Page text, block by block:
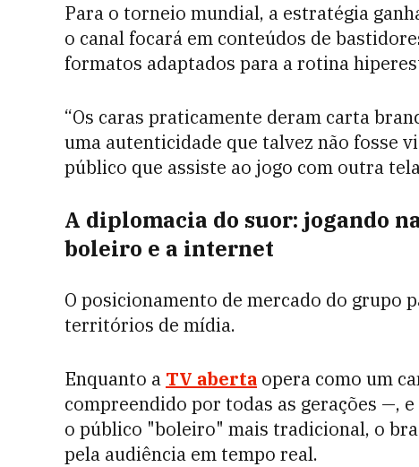
Para o torneio mundial, a estratégia
o canal focará em conteúdos de
formatos adaptados para a rotina
“Os caras praticamente deram carta
uma autenticidade que talvez não fosse
público que assiste ao jogo com outra
A diplomacia do suor: jogando
boleiro e a internet
O posicionamento de mercado do grupo
territórios de mídia.
Enquanto a TV aberta opera como um
compreendido por todas as gerações —,
o público "boleiro" mais tradicional, o
pela audiência em tempo real.